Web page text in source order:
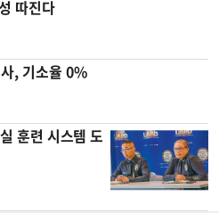
따진다
, 기소율 0%
훈련 시스템 도